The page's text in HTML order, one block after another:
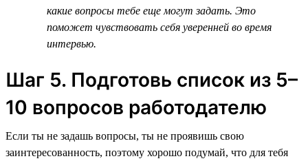
какие вопросы тебе еще могут задать. Это
поможет чувствовать себя уверенней во время
интервью.
Шаг 5. Подготовь список из 5–
10 вопросов работодателю
Если ты не задашь вопросы, ты не проявишь свою
заинтересованность, поэтому хорошо подумай, что для тебя